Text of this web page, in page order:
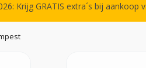
Krijg GRATIS extra´s bij